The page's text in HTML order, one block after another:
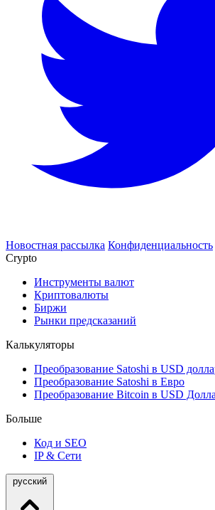
Новостная рассылка Конфиденциальность
Crypto
Инструменты валют
Криптовалюты
Биржи
Рынки предсказаний
Калькуляторы
Преобразование Satoshi в USD
Преобразование Satoshi в Евро
Преобразование Bitcoin в USD
Больше
Код и SEO
IP & Сети